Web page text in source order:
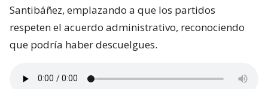
Santibáñez, emplazando a que los partidos
respeten el acuerdo administrativo, reconociendo
que podría haber descuelgues.